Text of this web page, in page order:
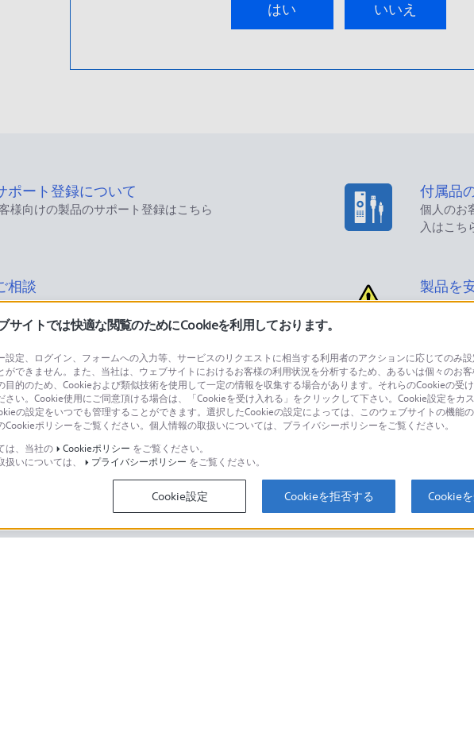
はい いいえ
ポート登録について
様向けの製品のサポート登録はこちら
付属品
個人のお
入はこち
相談 製品を
ッショナル/業務用製品に関するお問い合わせ
様はこちら
製品に
個人のお
トアでのお買い物に関するご利用ガイド・お問
トアのご利用方法・サービスに関してのご案内はこちら
海外仕
オーバ
サイトでは快適な閲覧のためにCookieを利用しております。
設定、ログイン、フォームへの入力等、サービスのリクエストに相当する利用者のアクションに応じてのみ
ができません。また、当社は、ウェブサイトにおけるお客様の利用状況を分析するため、あるいは個々のお
目的のため、Cookieおよび類似技術を使用して一定の情報を収集する場合があります。それらのCookieの受
さい。Cookie使用にご同意頂ける場合は、「Cookieを受け入れる」をクリックして下さい。Cookie設定をカ
の設定をいつでも管理することができます。選択したCookieの設定によっては、このウェブサイトの機能
Cookieポリシーをご覧ください。個人情報の取扱いについては、プライバシーポリシーをご覧ください。
は、当社の
Cookieポリシー をご覧ください。
扱いについては、
プライバシーポリシー をご覧ください。
Cookie設定 Cookieを拒否する Cookie